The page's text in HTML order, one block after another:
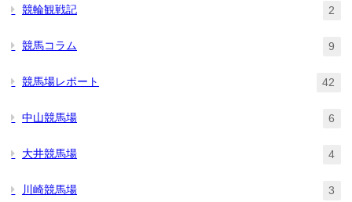
競輪観戦記 2
競馬コラム 9
競馬場レポート 42
中山競馬場 6
大井競馬場 4
川崎競馬場 3